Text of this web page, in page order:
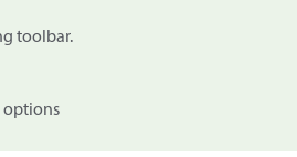
toolbar.
options